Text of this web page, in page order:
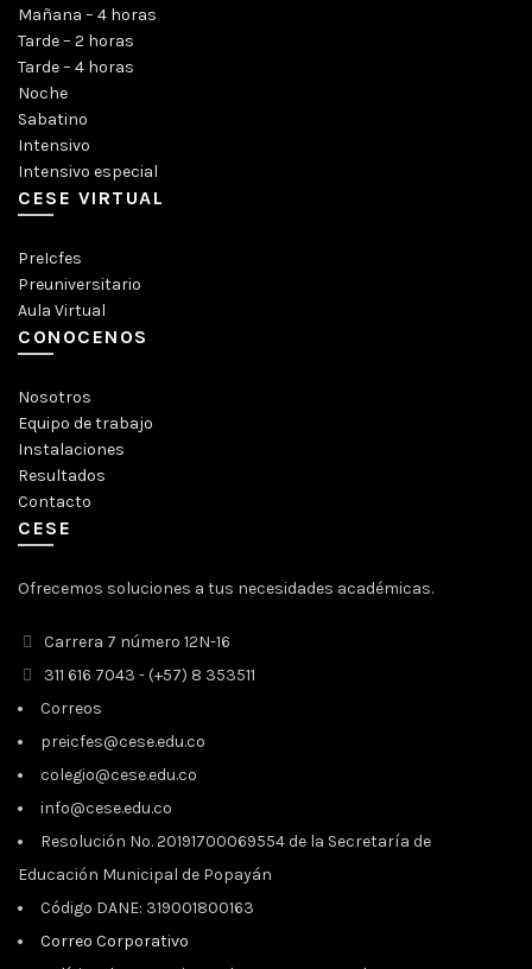
Mañana – 4 horas
Tarde – 2 horas
Tarde – 4 horas
Noche
Sabatino
Intensivo
Intensivo especial
CESE VIRTUAL
PreIcfes
Preuniversitario
Aula Virtual
CONOCENOS
Nosotros
Equipo de trabajo
Instalaciones
Resultados
Contacto
CESE
Ofrecemos soluciones a tus necesidades académicas.
Carrera 7 número 12N-16
311 616 7043 - (+57) 8 353511
Correos
preicfes@cese.edu.co
colegio@cese.edu.co
info@cese.edu.co
Resolución No. 20191700069554 de la Secretaría de
Educación Municipal de Popayán
Código DANE: 319001800163
Correo Corporativo